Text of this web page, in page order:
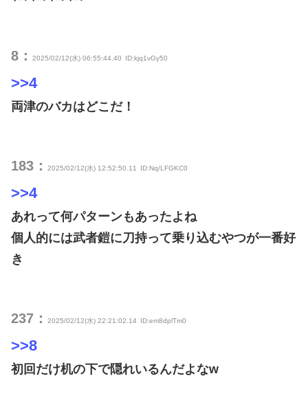
8： 2025/02/12(水) 06:55:44.40 ID:kjq1vGy50
>>4
両津のバカはどこだ！
183： 2025/02/12(水) 12:52:50.11 ID:Nq/LFGKC0
>>4
あれって何パターンもあったよね
個人的には武者鎧に刀持って乗り込むやつが一番好
き
237： 2025/02/12(水) 22:21:02.14 ID:em8dplTm0
>>8
初回だけ机の下で隠れいるんだよなw